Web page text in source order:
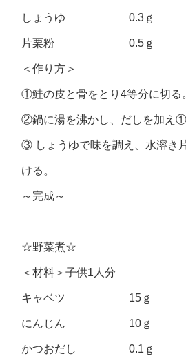
しょうゆ 0.3ｇ
片栗粉 0.5ｇ
＜作り方＞
①鮭の皮と骨をとり4等分に切る
②鍋に湯を沸かし、だしを加え①
③ しょうゆで味を調え、水溶き
ける。
～完成～
☆野菜煮☆
＜材料＞子供1人分
キャベツ 15ｇ
にんじん 10ｇ
かつおだし 0.1ｇ